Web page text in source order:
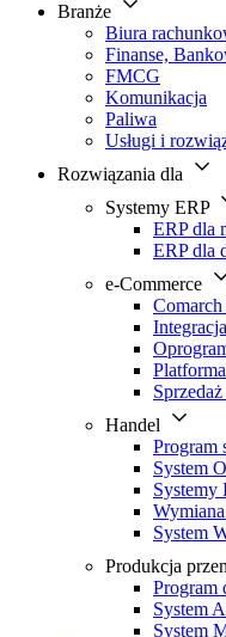
Branże
Biura
Finanse,
FMCG
Komunikacja
Paliwa
Usługi i
Rozwiązania dla
Systemy ERP
ERP dla
ERP dla
e-Commerce
Comarch
Handel
Program
System
Systemy
System
Produkcja
Program
System
System